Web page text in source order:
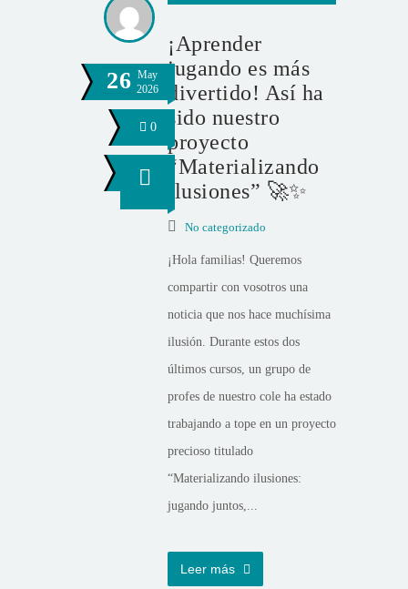
26 May
2026
0
¡Aprender
jugando es más
divertido! Así ha
sido nuestro
proyecto
“Materializando
ilusiones” 🚀✨
No categorizado
¡Hola familias! Queremos
compartir con vosotros una
noticia que nos hace muchísima
ilusión. Durante estos dos
últimos cursos, un grupo de
profes de nuestro cole ha estado
trabajando a tope en un proyecto
precioso titulado
“Materializando ilusiones:
jugando juntos,...
Leer más